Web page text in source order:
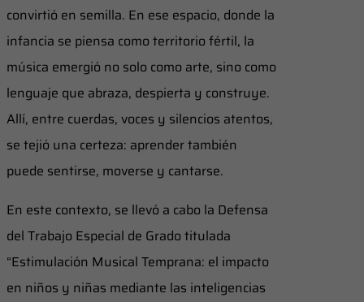
convirtió en semilla. En ese espacio, donde la
infancia se piensa como territorio fértil, la
música emergió no solo como arte, sino como
lenguaje que abraza, despierta y construye.
Allí, entre cuerdas, voces y silencios atentos,
se tejió una certeza: aprender también
puede sentirse, moverse y cantarse.
En este contexto, se llevó a cabo la Defensa
del Trabajo Especial de Grado titulada
“Estimulación Musical Temprana: el impacto
en niños y niñas mediante las inteligencias